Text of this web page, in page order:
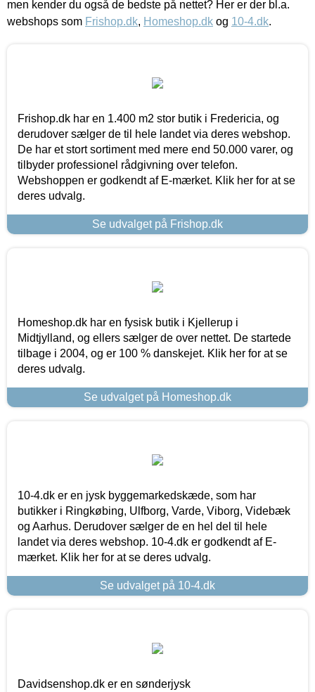
men kender du også de bedste på nettet? Her er der bl.a.
webshops som Frishop.dk, Homeshop.dk og 10-4.dk.
Frishop.dk har en 1.400 m2 stor butik i Fredericia, og
derudover sælger de til hele landet via deres webshop.
De har et stort sortiment med mere end 50.000 varer, og
tilbyder professionel rådgivning over telefon.
Webshoppen er godkendt af E-mærket. Klik her for at se
deres udvalg.
Se udvalget på Frishop.dk
Homeshop.dk har en fysisk butik i Kjellerup i
Midtjylland, og ellers sælger de over nettet. De startede
tilbage i 2004, og er 100 % danskejet. Klik her for at se
deres udvalg.
Se udvalget på Homeshop.dk
10-4.dk er en jysk byggemarkedskæde, som har
butikker i Ringkøbing, Ulfborg, Varde, Viborg, Videbæk
og Aarhus. Derudover sælger de en hel del til hele
landet via deres webshop. 10-4.dk er godkendt af E-
mærket. Klik her for at se deres udvalg.
Se udvalget på 10-4.dk
Davidsenshop.dk er en sønderjysk